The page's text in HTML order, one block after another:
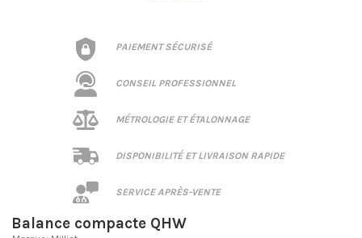
PAIEMENT SÉCURISÉ
CONSEIL PROFESSIONNEL
MÉTROLOGIE ET ÉTALONNAGE
DISPONIBILITÉ ET LIVRAISON RAPIDE
SERVICE APRÈS-VENTE
Balance compacte QHW